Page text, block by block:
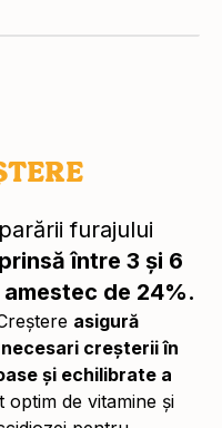
furajului
între 3 și 6
de 24%.
asigură
creșterii în
și echilibrate a
de vitamine și